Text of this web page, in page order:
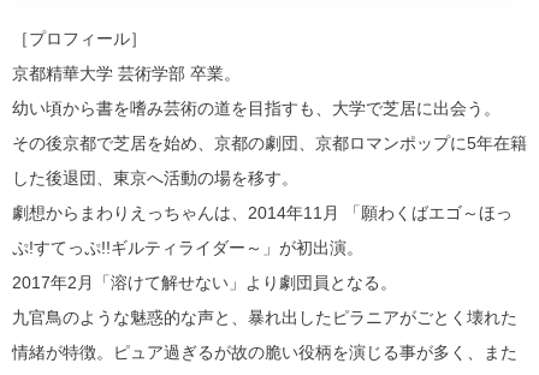
［プロフィール］
京都精華大学 芸術学部 卒業。
幼い頃から書を嗜み芸術の道を目指すも、大学で芝居に出会う。
その後京都で芝居を始め、京都の劇団、京都ロマンポップに5年在籍
した後退団、東京へ活動の場を移す。
劇想からまわりえっちゃんは、2014年11月 「願わくばエゴ～ほっ
ぷ!すてっぷ!!ギルティライダー～」 が初出演。
2017年2月「溶けて解せない」より劇団員となる。
九官鳥のような魅惑的な声と、 暴れ出したピラニアがごとく壊れた
情緒が特徴。
ピュア過ぎるが故の脆い役柄を演じる事が多く、
また